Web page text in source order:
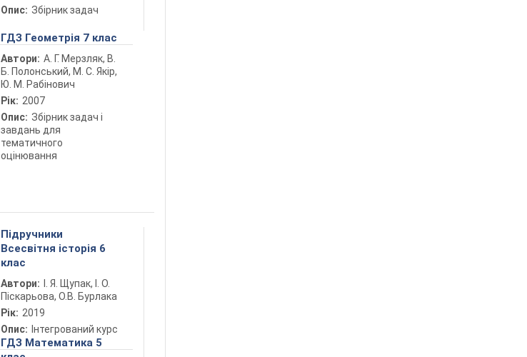
Опис: Збірник задач
ГДЗ Геометрія 7 клас
Автори: А. Г. Мерзляк, В.
Б. Полонський, М. С. Якір,
Ю. М. Рабінович
Рік: 2007
Опис: Збірник задач і
завдань для
тематичного
оцінювання
Підручники
Всесвітня історія 6
клас
Автори:
І. Я. Щупак, І. О.
Піскарьова, О.В. Бурлака
Рік: 2019
Опис: Інтегрований курс
ГДЗ Математика 5